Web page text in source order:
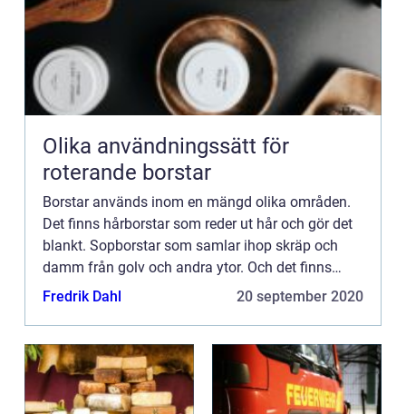
Olika användningssätt för
roterande borstar
Borstar används inom en mängd olika områden.
Det finns hårborstar som reder ut hår och gör det
blankt. Sopborstar som samlar ihop skräp och
damm från golv och andra ytor. Och det finns
borstar som även har ett flertal andra funktioner
Fredrik Dahl 20 september 2020